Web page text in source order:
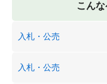
こん
入札・公売
入札・公売